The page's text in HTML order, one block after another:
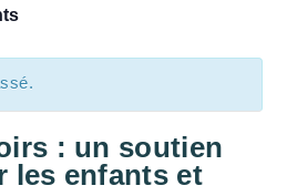
: un soutien
les enfants et